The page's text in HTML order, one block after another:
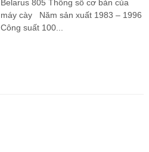
Belarus 805 Thông số cơ bản của
máy cày Năm sản xuất 1983 – 1996
Công suất 100...